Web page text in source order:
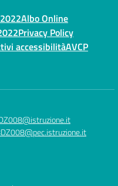
Albo Online
Privacy Policy
accessibilitàAVCP